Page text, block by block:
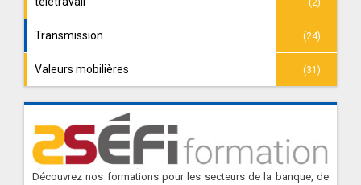
Transmission (24)
Valeurs mobilières (31)
Découvrez nos formations pour les secteurs de la banque, de